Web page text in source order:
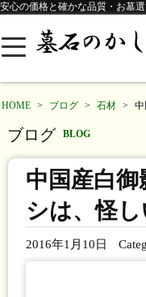
安心の価格と確かな品質・お墓
HOME > ブログ > 石材 > 中
ブログ BLOG
中国産白
シは、怪し
2016年1月10日